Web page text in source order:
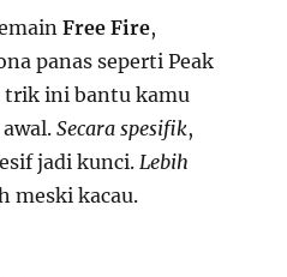
Free Fire,
panas seperti Peak
trik ini bantu kamu
awal.Secara spesifik,
jadi kunci.Lebih
meski kacau.